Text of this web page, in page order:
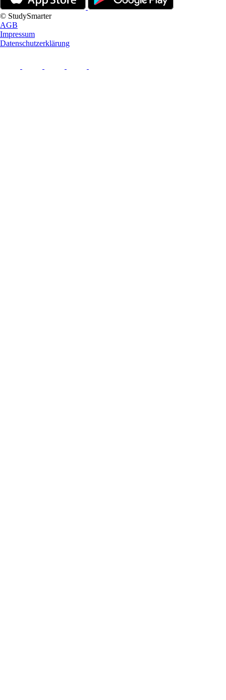
© StudySmarter
AGB
Impressum
Datenschutzerklärung